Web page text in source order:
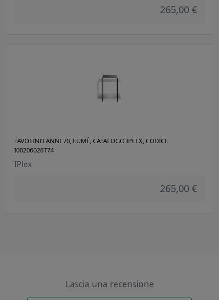
265,00 €
TAVOLINO ANNI 70, FUMÈ, CATALOGO IPLEX, CODICE
I00206026T74
IPlex
265,00 €
Lascia una recensione